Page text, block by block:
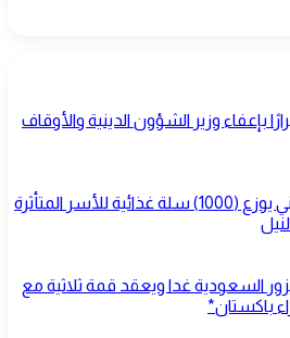
بإعفاء وزير الشؤون الدينية والأوقاف
الهلال الأحمر السوداني يوزع (1000) سلة غذائية للأسر المتأثرة
السعودية غدا ويعقد قمة ثلاثية مع
باكستان*